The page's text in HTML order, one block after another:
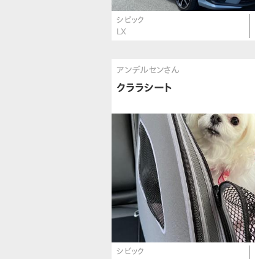
シビック
LX
アンデルセンさん
クララシート
シビック